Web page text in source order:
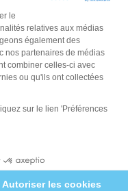
le
relatives aux médias
également des
nos partenaires de médias
combiner celles-ci avec
ou qu'ils ont collectées
sur le lien 'Préférences
Autoriser les cookies
de ventes Mentions